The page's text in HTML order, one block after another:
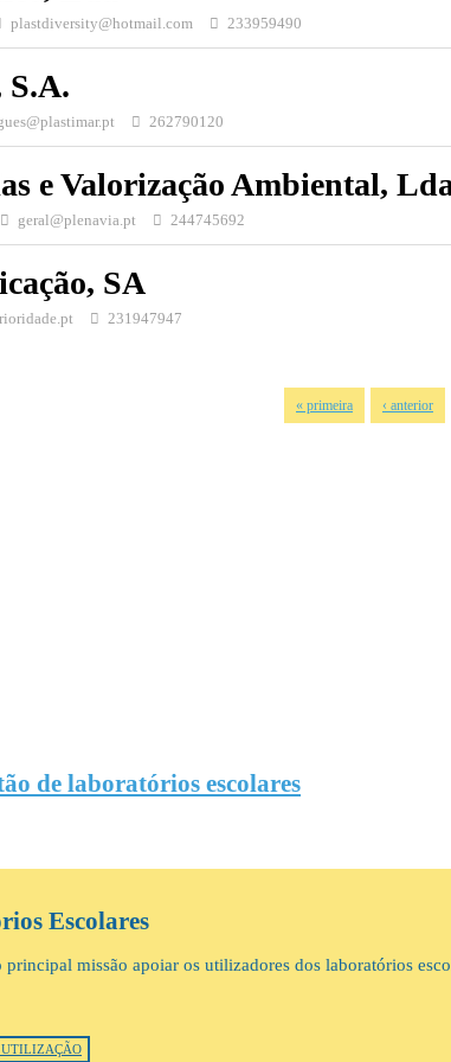
plastdiversity@hotmail.com 233959490
S.A.
262790120
e Valorização Ambiental,
geral@plenavia.pt 244745692
SA
231947947
« primeira ‹ anterior
de laboratórios escolares
Escolares
missão apoiar os utilizadores dos laboratórios
UTILIZAÇÃO